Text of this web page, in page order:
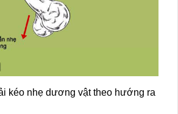
kéo nhẹ dương vật theo hướng ra